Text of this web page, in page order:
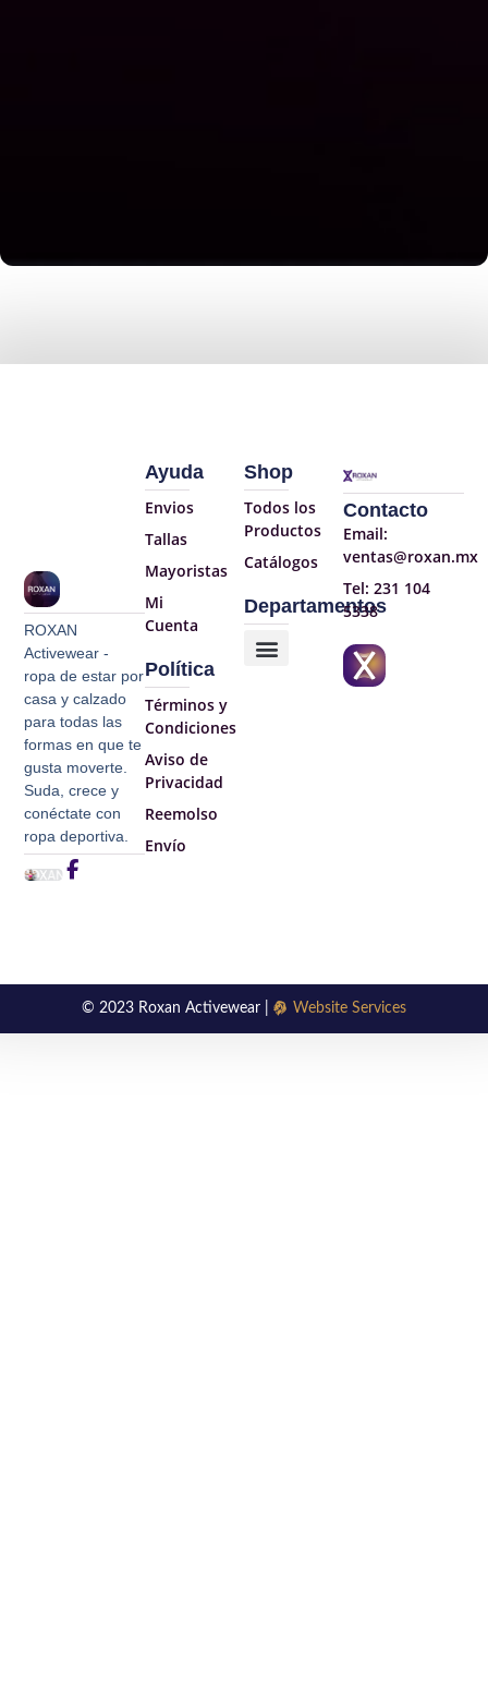
ROXAN
Activewear -
ropa de estar por
casa y calzado
para todas las
formas en que te
gusta moverte.
Suda, crece y
conéctate con
ropa deportiva.
Shop
Todos los
Productos
Catálogos
Departamentos
Ayuda
Envios
Tallas
Mayoristas
Mi
Cuenta
Política
Términos y
Condiciones
Aviso de
Privacidad​
Reemolso
Envío
Contacto
Email:
ventas@roxan.mx
Tel: 231 104
5338
© 2023 Roxan Activewear | Website Services